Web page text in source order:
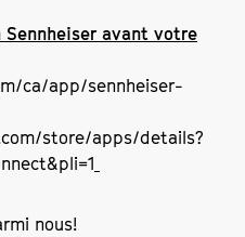
Sennheiser avant votre
ca/app/sennheiser-
store/apps/details?
nous!